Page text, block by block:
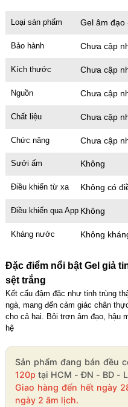
Loại sản phẩm Gel âm đạo
Bảo hành Chưa cập
Kích thước Chưa cập
Nguồn Chưa cập
Chất liệu Chưa cập
Chức năng Chưa cập
Sưởi ấm Không
Điều khiển từ xa Không có
Điều khiển qua App Không
Kháng nước Không
Đặc điểm nổi bật Gel giả
sệt trắng
Kết cấu đậm đặc như tinh trùng
ngà, mang đến cảm giác chân
cho cả hai. Bôi trơn âm đạo, hậu
hệ
Sản phẩm đang bán đều
120p tại HCM - ĐN - BD -
Giao hàng đến hết ngày
ngày 2 âm lịch.